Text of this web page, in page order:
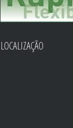
LOCALIZAÇÃO